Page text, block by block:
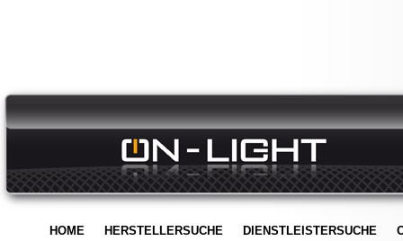
HOME HERSTELLERSUCHE DIENSTLEISTERSUCHE